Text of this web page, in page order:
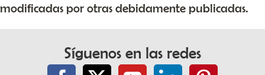
modificadas por otras debidamente publicadas.
Síguenos en las redes